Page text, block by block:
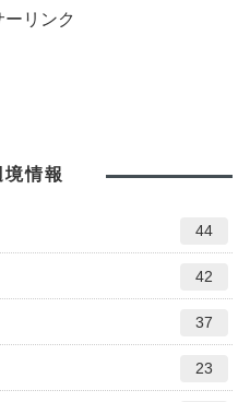
んが、韓国の人には有名なカ...
ーリンク
境情報
44
42
37
23